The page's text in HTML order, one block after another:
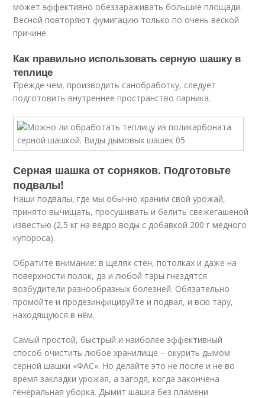
может эффективно обеззараживать большие площади.
Весной повторяют фумигацию только по очень веской
причине.
Как правильно использовать серную шашку в
теплице
Прежде чем, производить санобработку, следует
подготовить внутреннее пространство парника.
Серная шашка от сорняков. Подготовьте
подвалы!
Наши подвалы, где мы обычно храним свой урожай,
принято вычищать, просушивать и белить свежегашеной
известью (2,5 кг на ведро воды с добавкой 200 г медного
купороса).
Обратите внимание: в щелях стен, потолках и даже на
поверхности полок, да и любой тары гнездятся
возбудители разнообразных болезней. Обязательно
промойте и продезинфицируйте и подвал, и всю тару,
находящуюся в нём.
Самый простой, быстрый и наиболее эффективный
способ очистить любое хранилище – окурить дымом
серной шашки «ФАС». Но делайте это не после и не во
время закладки урожая, а загодя, когда закончена
генеральная уборка. Дымит шашка без пламени